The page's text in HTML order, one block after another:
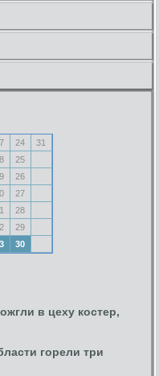
24
31
25
26
27
28
29
30
в цеху костер,
горели три